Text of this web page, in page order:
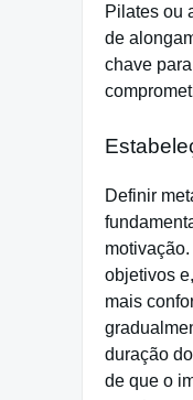
Pilates ou
de
chave
Definir
objetivos
mais
duração
de que o